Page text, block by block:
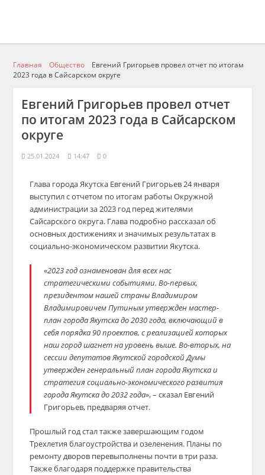
Главная Общество
Евгений Григорьев провел отчет по итогам
2023 года в Сайсарском округе
Евгений Григорьев провел отчет
по итогам 2023 года в Сайсарском
округе
25.01.2024 14:47 0
Глава города Якутска Евгений Григорьев 24 января
выступил с отчетом по итогам работы Окружной
администрации за 2023 год перед жителями
Сайсарского округа. Глава подробно рассказал об
основных достижениях и значимых результатах в
социально-экономическом развитии Якутска.
«2023 год ознаменован для всех нас
стратегическими событиями. Во-первых,
президентом нашей страны Владимиром
Владимировичем Путиным утвержден мастер-
план города Якутска до 2030 года, включающий в
себя порядка 90 проектов, с реализацией которых
наш город шагнет на уровень выше. Во-вторых, на
сессии депутатов Якутской городской Думы
утвержден генеральный план города Якутска и
стратегия социально-экономического развития
города Якутска до 2032 года», – сказал Евгений
Григорьев, предваряя отчет.
Прошлый год стал также завершающим годом
Трехлетия благоустройства и озеленения. Планы по
ремонту дворов перевыполнены почти в три раза.
Также благодаря поддержке правительства